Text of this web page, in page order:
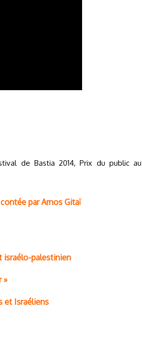
de Bastia 2014, Prix du public
par Amos Gitaï
israélo-palestinien
»
et Israéliens